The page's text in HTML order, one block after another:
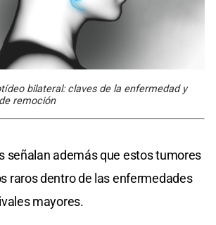
bilateral: claves de la enfermedad y
remoción
señalan además que estos tumores
raros dentro de las enfermedades
mayores.